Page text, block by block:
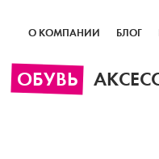
О КОМПАНИИ БЛОГ
ОБУВЬ